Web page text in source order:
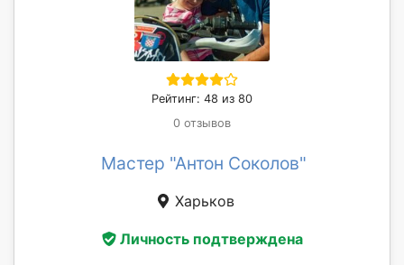
Рейтинг: 48 из 80
0 отзывов
Мастер "Антон Соколов"
Харьков
Личность подтверждена